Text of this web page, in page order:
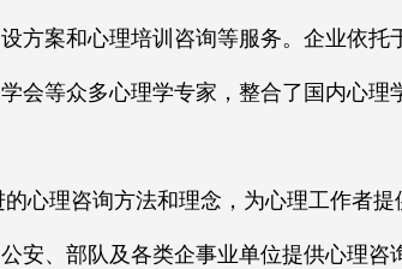
方案和心理培训咨询等服务。企业依
会等众多心理学专家，整合了国内心
理咨询方法和理念，为心理工作者提
安、部队及各类企事业单位提供心理